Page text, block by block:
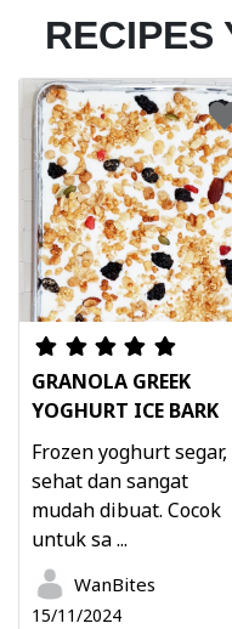
RECIPES
GRANOLA GREEK
YOGHURT ICE BARK
Frozen yoghurt segar,
sehat dan sangat
mudah dibuat. Cocok
untuk sa ...
WanBites
15/11/2024